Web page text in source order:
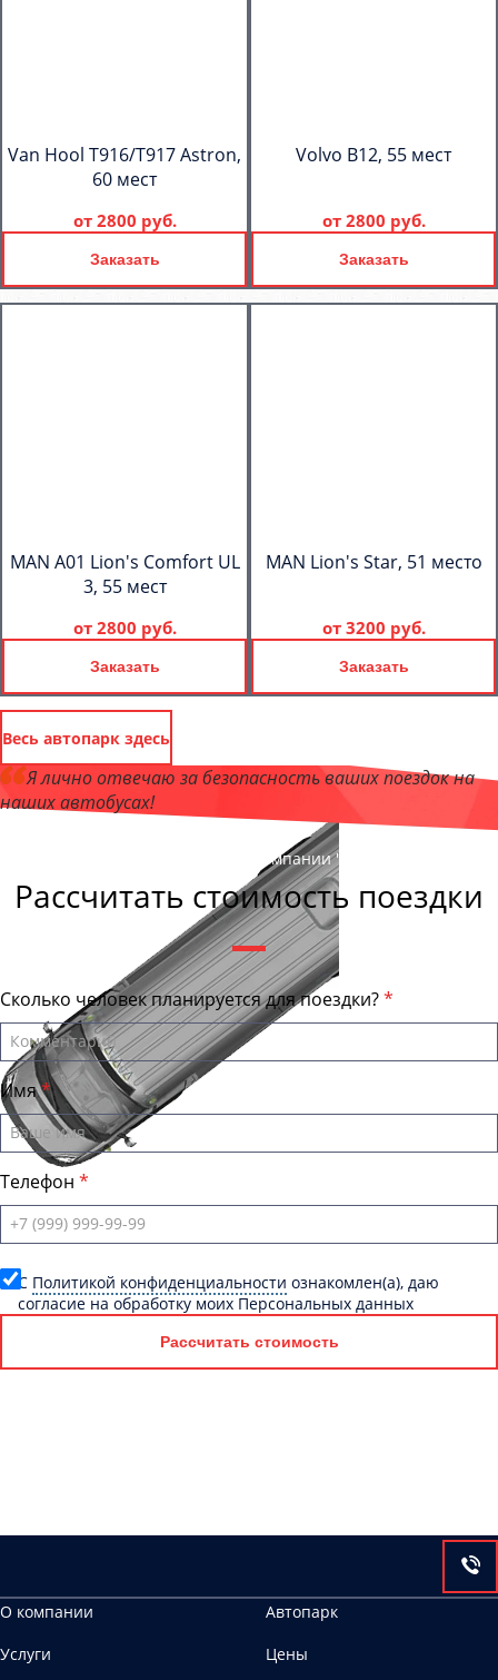
Van Hool T916/T917 Astron,
60 мест
от 2800 руб.
Заказать
Volvo B12, 55 мест
от 2800 руб.
Заказать
MAN A01 Lion's Comfort UL
3, 55 мест
от 2800 руб.
Заказать
MAN Lion's Star, 51 место
от 3200 руб.
Заказать
Весь автопарк здесь
Я лично отвечаю за безопасность ваших поездок на
наших автобусах!
, директор компании "КурганБас"
Рассчитать стоимость поездки
Сколько человек планируется для поездки?
Имя
Телефон
C Политикой конфиденциальности ознакомлен(а), даю
согласие на обработку моих Персональных данных
Рассчитать стоимость
О компании
Автопарк
Услуги
Цены